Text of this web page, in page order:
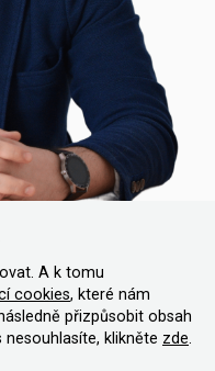
A k tomu
cookies, které nám
přizpůsobit obsah
klikněte zde.